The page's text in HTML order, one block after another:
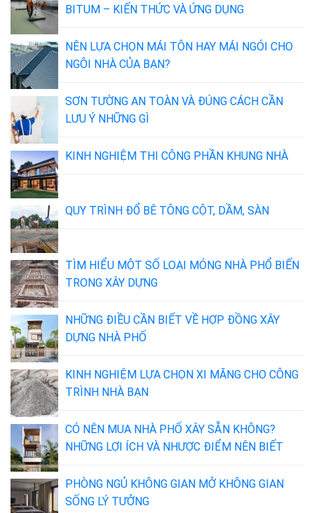
BITUM – KIẾN THỨC VÀ ỨNG DỤNG
NÊN LỰA CHỌN MÁI TÔN HAY MÁI NGÓI CHO
NGÔI NHÀ CỦA BẠN?
SƠN TƯỜNG AN TOÀN VÀ ĐÚNG CÁCH CẦN
LƯU Ý NHỮNG GÌ
KINH NGHIỆM THI CÔNG PHẦN KHUNG NHÀ
QUY TRÌNH ĐỔ BÊ TÔNG CỘT, DẦM, SÀN
TÌM HIỂU MỘT SỐ LOẠI MÓNG NHÀ PHỔ BIẾN
TRONG XÂY DỰNG
NHỮNG ĐIỀU CẦN BIẾT VỀ HỢP ĐỒNG XÂY
DỰNG NHÀ PHỐ
KINH NGHIỆM LỰA CHỌN XI MĂNG CHO CÔNG
TRÌNH NHÀ BẠN
CÓ NÊN MUA NHÀ PHỐ XÂY SẴN KHÔNG?
NHỮNG LỢI ÍCH VÀ NHƯỢC ĐIỂM NÊN BIẾT
PHÒNG NGỦ KHÔNG GIAN MỞ KHÔNG GIAN
SỐNG LÝ TƯỞNG